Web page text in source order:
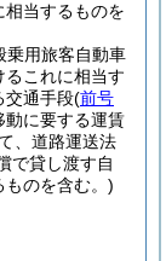
当するものを
乗用旅客自動車
るこれに相当す
交通手段(前号
動に要する運賃
、道路運送法
で貸し渡す自
ものを含む。)